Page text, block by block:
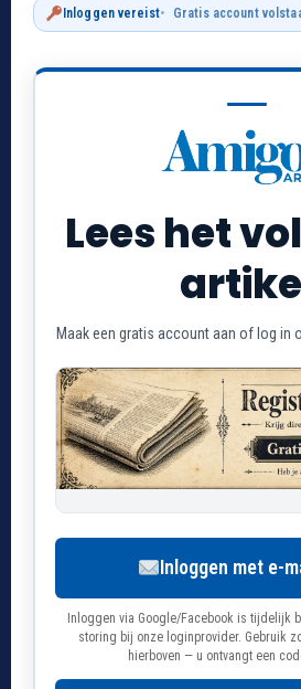
Inloggen vereist Gratis account
Lees het
Maak een gratis account aan of log in
Inloggen met e-
Inloggen via Google/Facebook is tijdelijk
storing bij onze loginprovider. Gebruik
hierboven — u ontvangt een